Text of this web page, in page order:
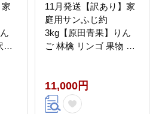
あ
11月発送【訳あり】家
庭用サンふじ約
3kg【原田青果】りん
ご 林檎 リンゴ 果物 く
11,000円